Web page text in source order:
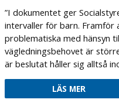
”I dokumentet ger
intervaller för barn. Framför
problematiska med hänsyn
vägledningsbehovet är
är beslutat håller sig alltså
LÄS MER